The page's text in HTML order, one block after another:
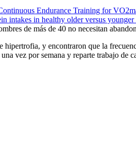
Endurance Training for
intakes in healthy older versus younger
de más de 40 no necesitan
hipertrofia, y encontraron que la
vez por semana y reparte trabajo de